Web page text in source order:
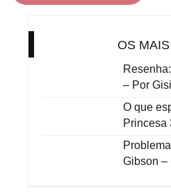
OS
– Por
O que
Princesa
Gibson –